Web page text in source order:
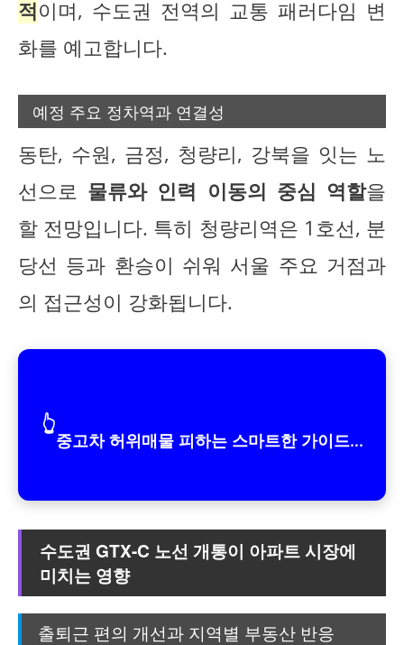
적이며, 수도권 전역의 교통 패러다임 변
화를 예고합니다.
예정 주요 정차역과 연결성
동탄, 수원, 금정, 청량리, 강북을 잇는 노
선으로 물류와 인력 이동의 중심 역할을
할 전망입니다. 특히 청량리역은 1호선, 분
당선 등과 환승이 쉬워 서울 주요 거점과
의 접근성이 강화됩니다.
👆
중고차 허위매물 피하는 스마트한 가이드...
수도권 GTX-C 노선 개통이 아파트 시장에
미치는 영향
출퇴근 편의 개선과 지역별 부동산 반응